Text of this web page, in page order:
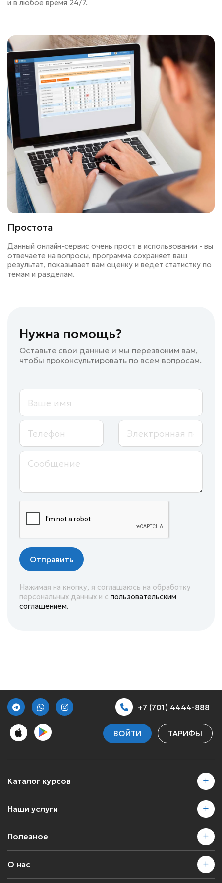
и в любое время 24/7.
Простота
Данный онлайн-сервис очень прост в использовании - вы
отвечаете на вопросы, программа сохраняет ваш
результат, показывает вам оценку и ведет статистку по
темам и разделам.
Нужна помощь?
Оставьте свои данные и мы перезвоним вам,
чтобы проконсультировать по всем вопросам.
Отправить
Нажимая на кнопку, я соглашаюсь на обработку
персональных данных и с пользовательским
соглашением.
+7 (701) 4444-888
ВОЙТИ ТАРИФЫ
Каталог курсов
Наши услуги
Полезное
О нас